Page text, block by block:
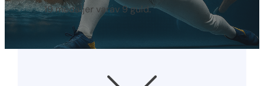
19 medaljer varav 9 guld.